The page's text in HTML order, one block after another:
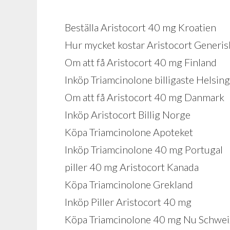
Beställa Aristocort 40 mg Kroatien
Hur mycket kostar Aristocort
Om att få Aristocort 40 mg Finland
Inköp Triamcinolone billigaste
Om att få Aristocort 40 mg Danmark
Inköp Aristocort Billig Norge
Köpa Triamcinolone Apoteket
Inköp Triamcinolone 40 mg Portugal
piller 40 mg Aristocort Kanada
Köpa Triamcinolone Grekland
Inköp Piller Aristocort 40 mg
Köpa Triamcinolone 40 mg Nu